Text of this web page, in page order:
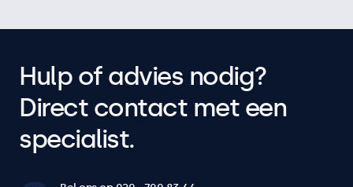
Hulp of advies nodig?
Direct contact met een
specialist.